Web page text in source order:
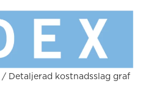
/ Detaljerad kostnadsslag graf